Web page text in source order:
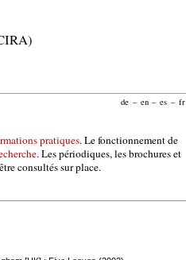
de – en – es – fr
pratiques. Le fonctionnement de
. Les périodiques, les brochures et
consultés sur place.